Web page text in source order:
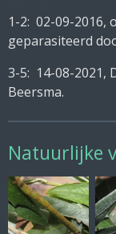
1-2: 02-09-2016,
geparasiteerd
3-5: 14-08-2021,
Beersma.
Natuurlijke